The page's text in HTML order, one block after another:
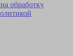
обработку